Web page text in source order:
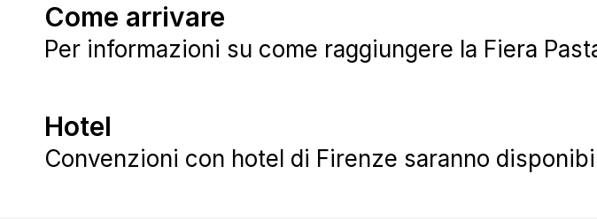
Come arrivare
Per informazioni su come raggiungere la Fiera
Hotel
Convenzioni con hotel di Firenze saranno